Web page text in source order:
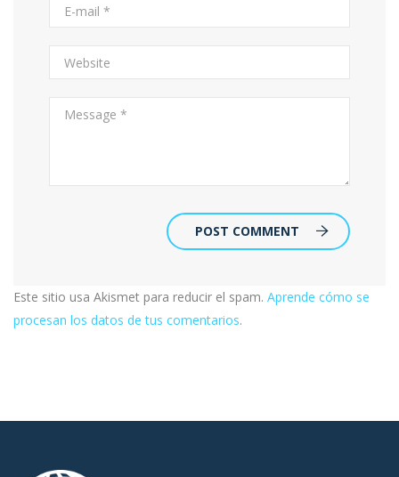
POST COMMENT
Este sitio usa Akismet para reducir el spam. Aprende cómo se
procesan los datos de tus comentarios.